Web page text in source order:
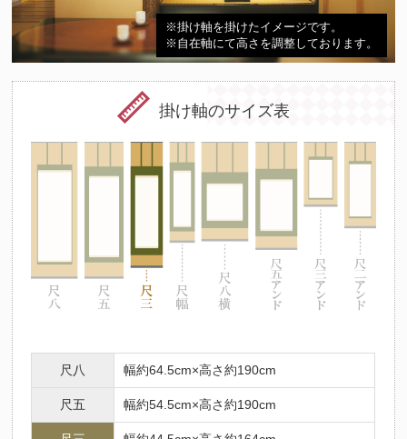
※掛け軸を掛けたイメージです。
※自在軸にて高さを調整しております。
掛け軸のサイズ表
尺八 幅約64.5cm×高さ約190cm
尺五 幅約54.5cm×高さ約190cm